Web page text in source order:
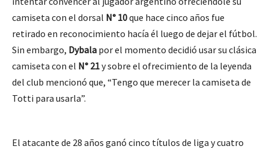
camiseta con el dorsal N° 10que hace cinco años fue
retirado en reconocimiento hacía él luego de dejar el fútbol.
Sin embargo, Dybala por el momento decidió usar su clásica
camiseta con el N° 21y sobre el ofrecimiento de la leyenda
del club mencionó que, “Tengo que merecer la camiseta de
Totti para usarla”.
El atacante de 28 años ganó cinco títulos de liga y cuatro